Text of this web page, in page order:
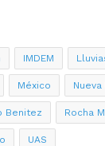
IMDEM
México
Benitez Rocha
UAS